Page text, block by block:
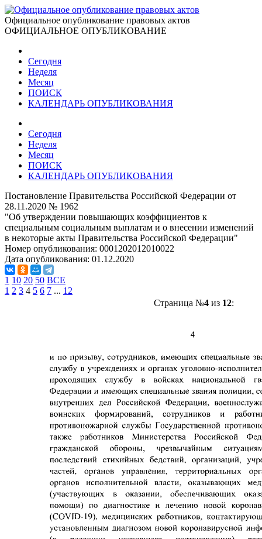
Официальное опубликование правовых актов
ОФИЦИАЛЬНОЕ ОПУБЛИКОВАНИЕ
Сегодня
Неделя
Месяц
ПОИСК
КАЛЕНДАРЬ ОПУБЛИКОВАНИЯ
Сегодня
Неделя
Месяц
ПОИСК
КАЛЕНДАРЬ ОПУБЛИКОВАНИЯ
Постановление Правительства Российской Федерации от
28.11.2020 № 1962
"Об утверждении повышающих коэффициентов к
специальным социальным выплатам и о внесении изменений
в некоторые акты Правительства Российской Федерации"
Номер опубликования: 0001202012010022
Дата опубликования: 01.12.2020
1 10 20 50 ВСЕ
1 2 3 4 5 6 7 ... 12
Страница №4из 12: